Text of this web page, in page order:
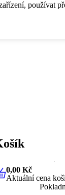
používat
0,00 Kč
0,00 Kč
Aktuální cena